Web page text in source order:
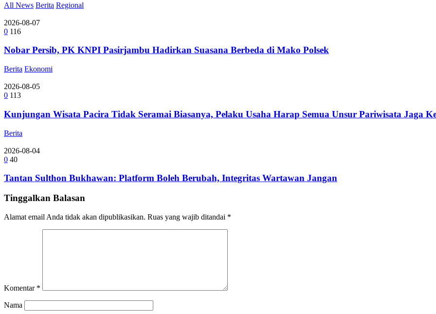
All News Berita Regional
2026-08-07
0 116
Nobar Persib, PK KNPI Pasirjambu Hadirkan Suasana Berbeda di Mako Polsek
Berita Ekonomi
2026-08-05
0 113
Kunjungan Wisata Pacira Tidak Seramai Biasanya, Pelaku Usaha Harap Semua Unsur Pariwisata Jaga
Berita
2026-08-04
0 40
Tantan Sulthon Bukhawan: Platform Boleh Berubah, Integritas Wartawan Jangan
Tinggalkan Balasan
Alamat email Anda tidak akan dipublikasikan. Ruas yang wajib ditandai *
Komentar *
Nama